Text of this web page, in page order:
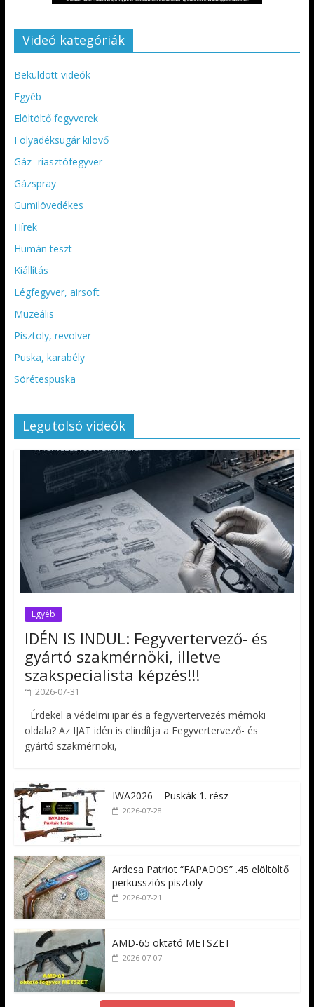
Videó kategóriák
Beküldött videók
Egyéb
Elöltöltő fegyverek
Folyadéksugár kilövő
Gáz- riasztófegyver
Gázspray
Gumilövedékes
Hírek
Humán teszt
Kiállítás
Légfegyver, airsoft
Muzeális
Pisztoly, revolver
Puska, karabély
Sörétespuska
Legutolsó videók
Egyéb
IDÉN IS INDUL: Fegyvertervező- és
gyártó szakmérnöki, illetve
szakspecialista képzés!!!
2026-07-31
Érdekel a védelmi ipar és a fegyvertervezés mérnöki
oldala? Az IJAT idén is elindítja a Fegyvertervező- és
gyártó szakmérnöki,
IWA2026 – Puskák 1. rész
2026-07-28
Ardesa Patriot “FAPADOS” .45 elöltöltő
perkussziós pisztoly
2026-07-21
AMD-65 oktató METSZET
2026-07-07